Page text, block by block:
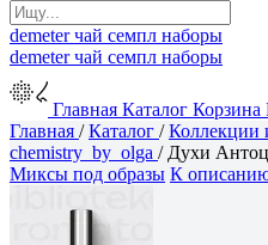
demeterчай семпл наборы
demeterчай семпл наборы
Главная Каталог Корзина
Главная /Каталог /Коллекции
chemistry_by_olga / Духи
Миксы под образы К